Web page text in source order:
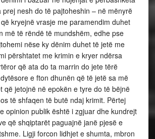
prej nesh do të pajtoheshin – në mënyrë
kryejnë vrasje me paramendim duhet
më të rëndë të mundshëm, edhe pse
nëse ky dënim duhet të jetë me
përshtatet me krimin e kryer ndërsa
që ata do ta marrin do jete tërë
e fton dhunën që të jetë sa më
që jetojnë në epokën e tyre do të bëjnë
të shfaqen të butë ndaj krimit. Përtej
opinion publik është i zgjuar dhe kundrejt
që shqiptarët paguajnë janë pjesë e
Ligji forcon lidhjet e shumta, mbron